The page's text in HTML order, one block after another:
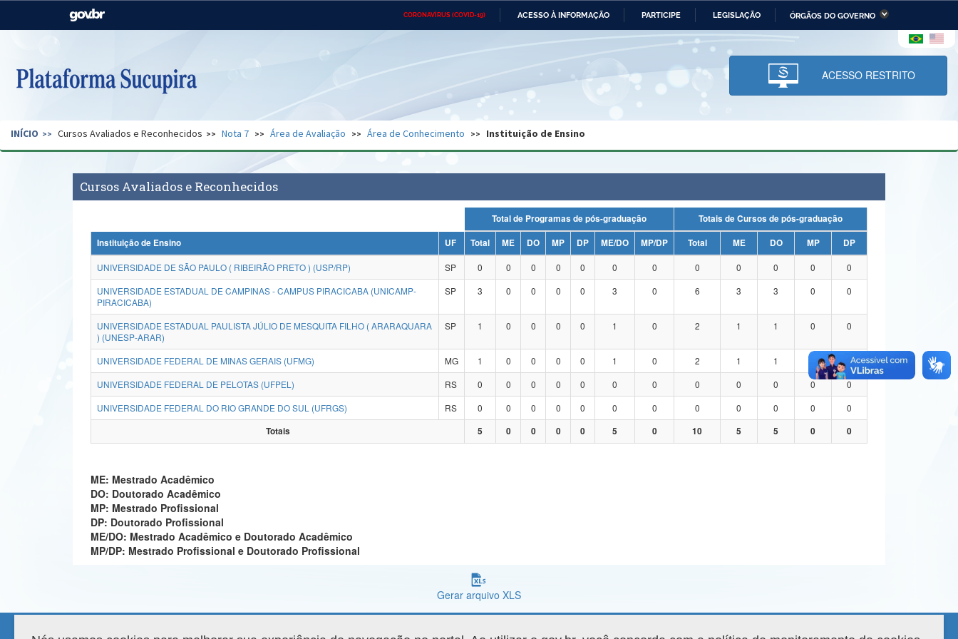
CORONAVÍRUS (COVID-19) ACESSO À INFORMAÇÃO PARTICIPE LEGISLAÇÃO ÓRGÃOS DO GOVERNO
Casa Civil Ministério das Relações Ministério da Economia Ministério da Infraestrutura
Pecuária e Abastecimento
Ministério da Ciência,
Tecnologia, Inovações e
Comunicações
Ministério do Desenvolvimento
Regional e dos Direitos Humanos
Secretaria de Governo Gabinete de Segurança Advocacia-Geral da União Banco Central do Brasil Planalto
ACESSO RESTRITO
INÍCIO Cursos Avaliados e Reconhecidos Nota 7 Área de Avaliação Área de Conhecimento Instituição de Ensino
Cursos Avaliados e Reconhecidos
Total de Programas de pós-graduação
Totais de Cursos de pós-graduação
Instituição de Ensino
UF Total ME DO MP DP ME/DO MP/DP Total ME DO MP
DP
UNIVERSIDADE DE SÃO PAULO ( RIBEIRÃO PRETO ) (USP/RP)
SP 0 0 0 0 0 0 0 0 0 0 0
0
UNIVERSIDADE ESTADUAL DE CAMPINAS - CAMPUS PIRACICABA (UNICAMP-
PIRACICABA)
SP 3 0 0 0 0 3 0 6 3 3 0 0
UNIVERSIDADE ESTADUAL PAULISTA JÚLIO DE MESQUITA FILHO ( ARARAQUARA
) (UNESP-ARAR)
SP 1 0 0 0 0 1 0 2 1 1 0 0
UNIVERSIDADE FEDERAL DE MINAS GERAIS (UFMG) MG 1 0 0 0 0 1 0 2 1 1
0
UNIVERSIDADE FEDERAL DE PELOTAS (UFPEL)
RS 0 0 0 0 0 0 0 0 0 0 0
0
UNIVERSIDADE FEDERAL DO RIO GRANDE DO SUL (UFRGS)
RS 0 0 0 0 0 0 0 0 0 0 0
0
Totais
5 0 0 0 0 5 0 10 5 5 0 0
ME: Mestrado Acadêmico
DO: Doutorado Acadêmico
MP: Mestrado Profissional
DP: Doutorado Profissional
ME/DO: Mestrado Acadêmico e Doutorado Acadêmico
MP/DP: Mestrado Profissional e Doutorado Profissional
Gerar arquivo XLS